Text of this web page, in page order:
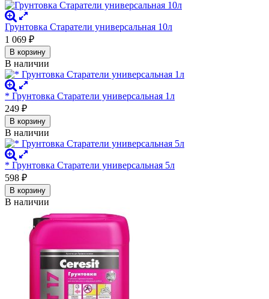
Грунтовка Старатели универсальная 10л
1 069 ₽
В корзину
В наличии
* Грунтовка Старатели универсальная 1л
249 ₽
В корзину
В наличии
* Грунтовка Старатели универсальная 5л
598 ₽
В корзину
В наличии